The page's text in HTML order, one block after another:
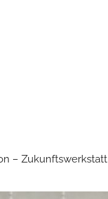
– Zukunftswerkstatt